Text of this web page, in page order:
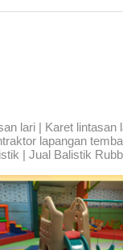
lari | Karet lintasan
lapangan
| Jual Balistik